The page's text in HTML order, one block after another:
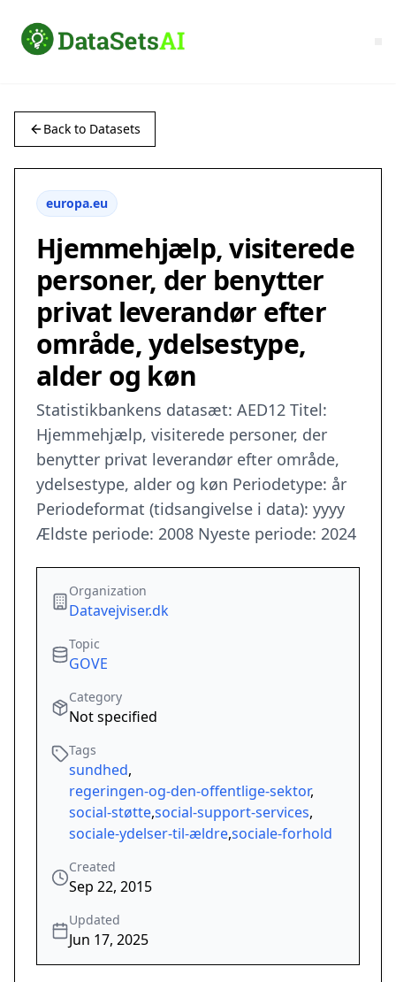
Back to Datasets
europa.eu
Hjemmehjælp, visiterede
personer, der benytter
privat leverandør efter
område, ydelsestype,
alder og køn
Statistikbankens datasæt: AED12 Titel:
Hjemmehjælp, visiterede personer, der
benytter privat leverandør efter område,
ydelsestype, alder og køn Periodetype: år
Periodeformat (tidsangivelse i data): yyyy
Ældste periode: 2008 Nyeste periode: 2024
Organization
Datavejviser.dk
Topic
GOVE
Category
Not specified
Tags
sundhed,
regeringen-og-den-offentlige-sektor,
social-støtte,social-support-services,
sociale-ydelser-til-ældre,sociale-forhold
Created
Sep 22, 2015
Updated
Jun 17, 2025